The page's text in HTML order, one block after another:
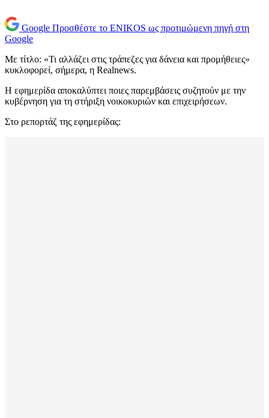
Google Προσθέστε το ENIKOS ως προτιμώμενη πηγή στη
Google
Με τίτλο: «Τι αλλάζει στις τράπεζες για δάνεια και προμήθειες»
κυκλοφορεί, σήμερα, η Realnews.
Η εφημερίδα αποκαλύπτει ποιες παρεμβάσεις συζητούν με την
κυβέρνηση για τη στήριξη νοικοκυριών και επιχειρήσεων.
Στο ρεπορτάζ της εφημερίδας: